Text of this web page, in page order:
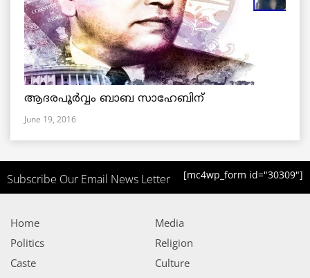
ആദരപൂര്‍വ്വം ബാബ സാഹേബിന്
June 19, 2016
Subscribe Our Email News Letter [mc4wp_form id="30309"]
Home
Politics
Caste
Media
Religion
Culture